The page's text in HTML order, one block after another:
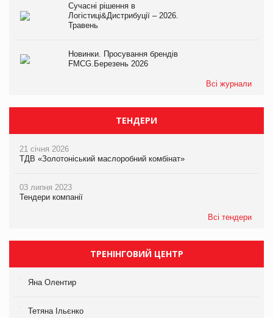
Сучасні рішення в
Логістиці&Дистрибуції – 2026.
Травень
Новинки. Просування брендів
FMCG.Березень 2026
Всі журнали
ТЕНДЕРИ
21 січня 2026
ТДВ «Золотоніський маслоробний комбінат»
03 липня 2023
Тендери компанії
Всі тендери
ТРЕНІНГОВИЙ ЦЕНТР
Яна Олентир
Тетяна Ільєнко